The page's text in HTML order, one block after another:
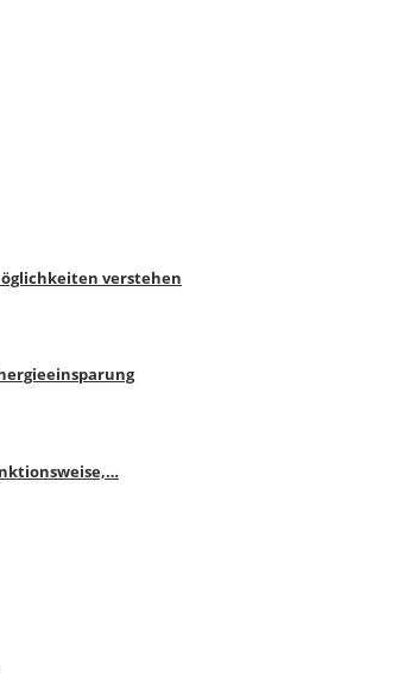
verstehen